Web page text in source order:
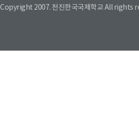
Copyright 2007. 천진한국국제학교 All rights